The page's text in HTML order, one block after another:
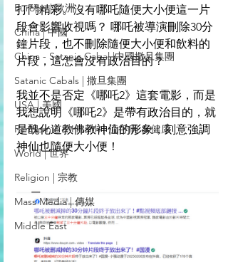
Europe | 歐洲
China | 中國
China - Satanic Cabal |中國撒旦集團
Satanic Cabals | 撒旦集團
USA | 美國
Pandemic & Health | 流行病 & 健康
World | 世界
Religion | 宗教
Mass Media | 傳媒
Middle East
打鬥精彩。沒有哪吒隨便大小便這一片
段會影響收視嗎？ 哪吒被導演刪除30分
鐘片段，也不刪除隨便大小便和飲料的
片段，這怎會沒有政治目的？
我並不是否定《哪吒2》這套電影，而是
我想說明《哪吒2》是帶有政治目的，就
是醜化道教佛教神仙的形象，刻意強調
神仙也隨便大小便！